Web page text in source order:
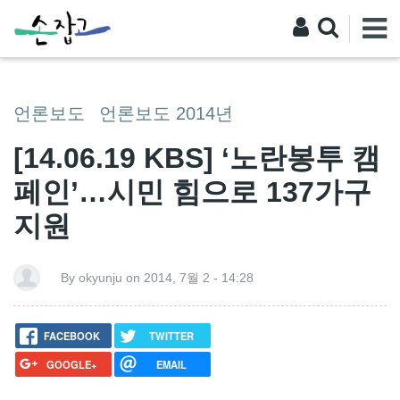
언론보도 언론보도 2014년
[14.06.19 KBS] ‘노란봉투 캠
페인’…시민 힘으로 137가구
지원
By okyunju on 2014, 7월 2 - 14:28
FACEBOOK
TWITTER
GOOGLE+
EMAIL